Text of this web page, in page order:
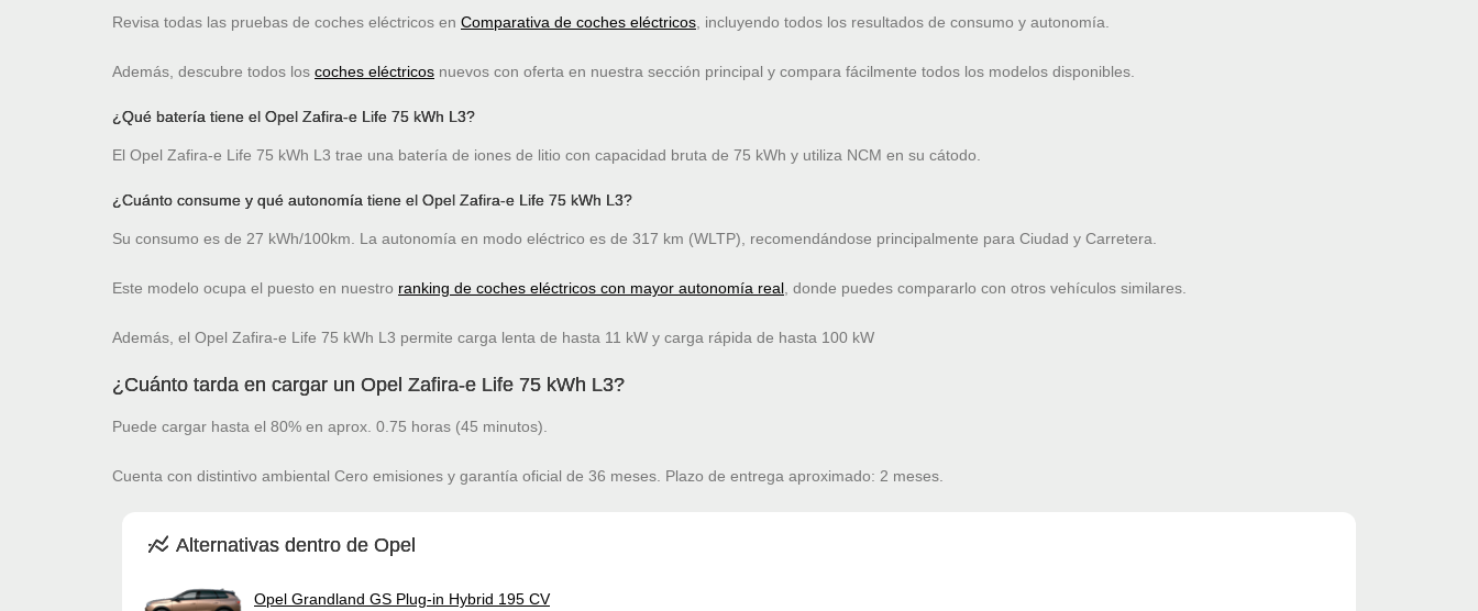
Revisa todas las pruebas de coches eléctricos en Comparativa de coches eléctricos , incluyendo todos los resultados de consumo y autonomía.
Además, descubre todos los coches eléctricos nuevos con oferta en nuestra sección principal y compara fácilmente todos los modelos disponibles.
¿Qué batería tiene el Opel Zafira-e Life 75 kWh L3?
El Opel Zafira-e Life 75 kWh L3 trae una batería de iones de litio con capacidad bruta de 75 kWh y utiliza NCM en su cátodo.
¿Cuánto consume y qué autonomía tiene el Opel Zafira-e Life 75 kWh L3?
Su consumo es de 27 kWh/100km. La autonomía en modo eléctrico es de 317 km (WLTP), recomendándose principalmente para Ciudad y Carretera.
Este modelo ocupa el puesto en nuestro ranking de coches eléctricos con mayor autonomía real , donde puedes compararlo con otros vehículos similares.
Además, el Opel Zafira-e Life 75 kWh L3 permite carga lenta de hasta 11 kW y carga rápida de hasta 100 kW
¿Cuánto tarda en cargar un Opel Zafira-e Life 75 kWh L3?
Puede cargar hasta el 80% en aprox. 0.75 horas (45 minutos).
Cuenta con distintivo ambiental Cero emisiones y garantía oficial de 36 meses. Plazo de entrega aproximado: 2 meses.
Alternativas dentro de Opel
Opel Grandland GS Plug-in Hybrid 195 CV